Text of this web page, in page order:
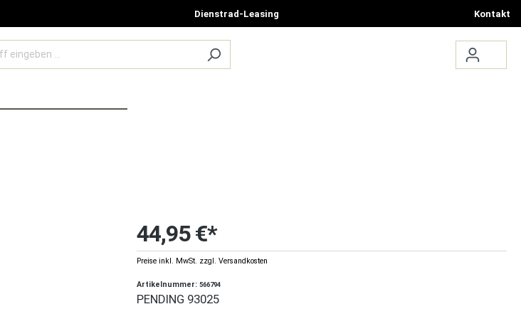
Dienstrad-Leasing Kontakt
44,95 €*
Preise inkl. MwSt. zzgl. Versandkosten
Artikelnummer: 566794
PENDING 93025